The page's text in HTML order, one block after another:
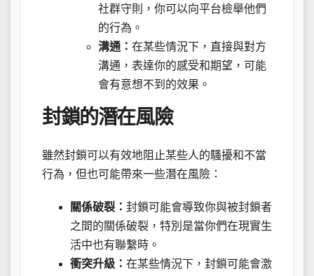
社群守則，你可以向平台檢舉他們
的行為。
溝通： 在某些情況下，直接與對方
溝通，表達你的感受和期望，可能
會有意想不到的效果。
封鎖的潛在風險
雖然封鎖可以有效地阻止某些人的騷擾和不當
行為，但也可能帶來一些潛在風險：
關係破裂： 封鎖可能會導致你與被封鎖者
之間的關係破裂，特別是當你們在現實生
活中也有聯繫時。
衝突升級： 在某些情況下，封鎖可能會激